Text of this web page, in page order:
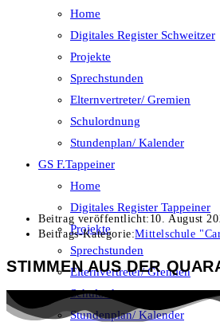
Home
Digitales Register Schweitzer
Projekte
Sprechstunden
Elternvertreter/ Gremien
Schulordnung
Stundenplan/ Kalender
GS F.Tappeiner
Home
Digitales Register Tappeiner
Projekte
Sprechstunden
Elternvertreter/ Gremien
Schulordnung
Stundenplan/ Kalender
Beitrag veröffentlicht: 10. August
Beitrags-Kategorie:Mittelschule
STIMMEN AUS DER